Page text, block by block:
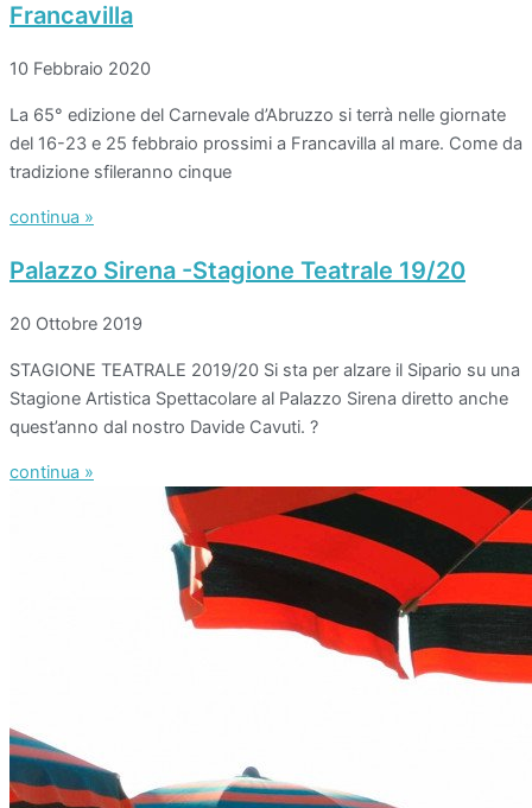
Francavilla
10 Febbraio 2020
La 65° edizione del Carnevale d’Abruzzo si terrà nelle giornate
del 16-23 e 25 febbraio prossimi a Francavilla al mare. Come da
tradizione sfileranno cinque
continua »
Palazzo Sirena -Stagione Teatrale 19/20
20 Ottobre 2019
STAGIONE TEATRALE 2019/20 Si sta per alzare il Sipario su una
Stagione Artistica Spettacolare al Palazzo Sirena diretto anche
quest’anno dal nostro Davide Cavuti. ?
continua »